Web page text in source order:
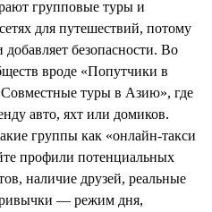
групповые туры и
для путешествий, потому
безопасности. Во
вроде «Попутчики в
туры в Азию», где
авто, яхт или домиков.
группы как «онлайн‑такси
профили потенциальных
наличие друзей, реальные
— режим дня,